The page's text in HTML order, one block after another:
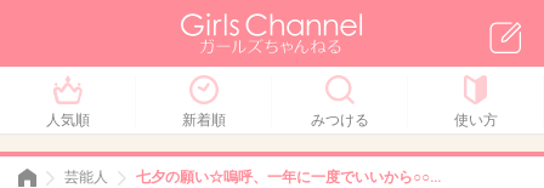
人気順 新着順 みつける 使い方
芸能人 七夕の願い☆嗚呼、一年に一度でいいから○○…